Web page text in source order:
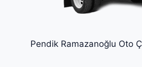
Pendik Ramazanoğlu Oto